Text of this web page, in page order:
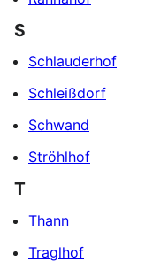
S
Schlauderhof
Schleißdorf
Schwand
Ströhlhof
T
Thann
Traglhof